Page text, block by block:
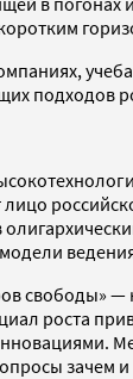
подходов
свободы»
роста
зачем и